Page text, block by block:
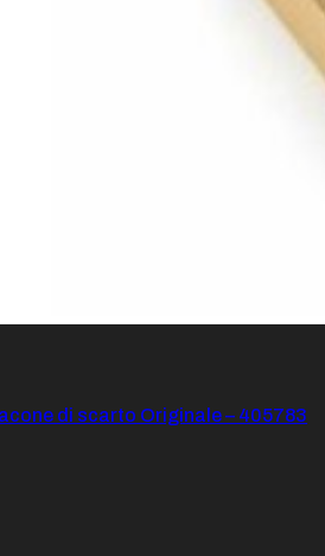
di scarto Originale – 405783